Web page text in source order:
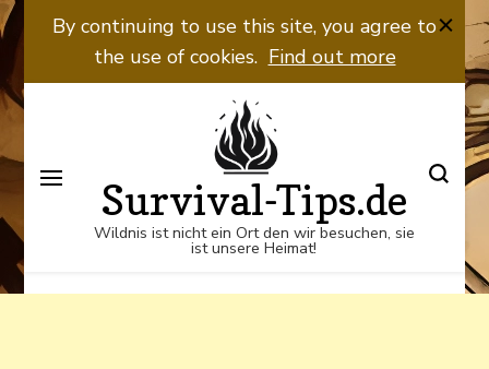
Wildnis ist nicht ein Ort den wir
besuchen, sie ist unsere Heimat!
By continuing to use this site, you agree to
the use of cookies. Find out more
Survival-Tips.de
Wildnis ist nicht ein Ort den wir besuchen, sie
ist unsere Heimat!